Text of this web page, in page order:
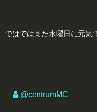
ではではまた水曜日に元
@centrumMC